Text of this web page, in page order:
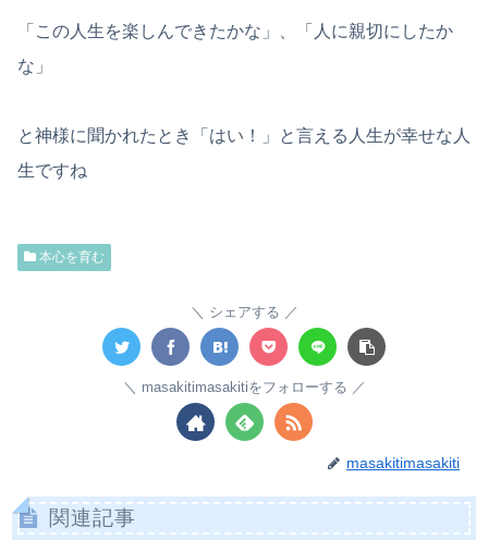
「この人生を楽しんできたかな」、「人に親切にしたか
な」
と神様に聞かれたとき「はい！」と言える人生が幸せな人
生ですね
本心を育む
シェアする
masakitimasakitiをフォローする
masakitimasakiti
関連記事